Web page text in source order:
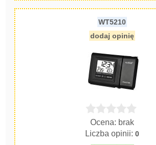
WT5210
dodaj opinię
Ocena: brak
Liczba opinii:0